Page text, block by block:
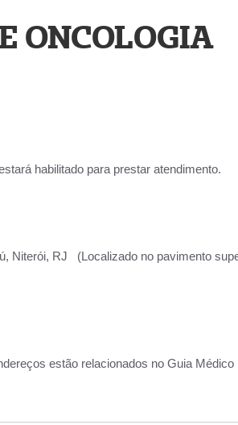
ONCOLOGIA
habilitado para prestar atendimento.
Niterói, RJ (Localizado no pavimento
estão relacionados no Guia Médico